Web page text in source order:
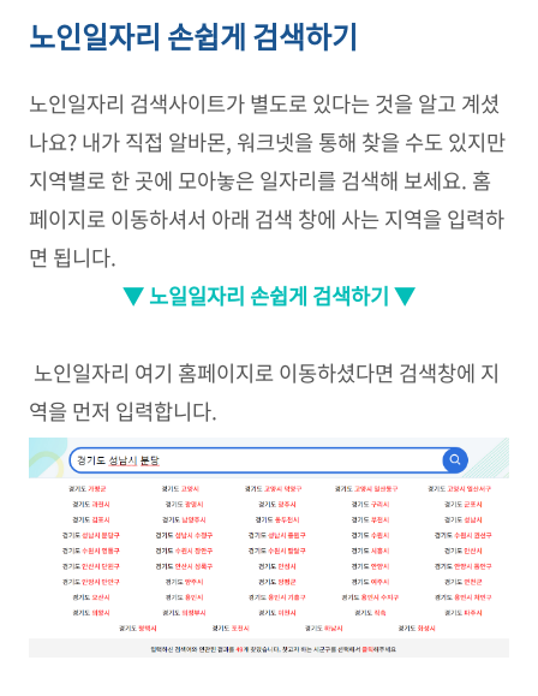
노인일자리 손쉽게 검색하기
노인일자리 검색사이트가 별도로 있다는 것을 알고 계셨
나요? 내가 직접 알바몬, 워크넷을 통해 찾을 수도 있지만
지역별로 한 곳에 모아놓은 일자리를 검색해 보세요. 홈
페이지로 이동하셔서 아래 검색 창에 사는 지역을 입력하
면 됩니다.
▼ 노일일자리 손쉽게 검색하기 ▼
노인일자리 여기 홈페이지로 이동하셨다면 검색창에 지
역을 먼저 입력합니다.